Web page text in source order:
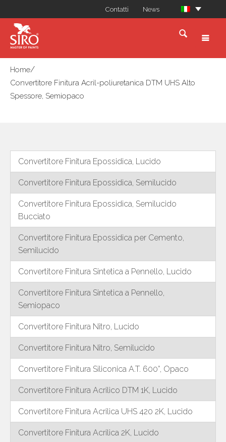
Contatti News
Home/
Convertitore Finitura Acril-poliuretanica DTM UHS Alto
Spessore, Semiopaco
Convertitore Finitura Epossidica, Lucido
Convertitore Finitura Epossidica, Semilucido
Convertitore Finitura Epossidica, Semilucido
Bucciato
Convertitore Finitura Epossidica per Cemento,
Semilucido
Convertitore Finitura Sintetica a Pennello, Lucido
Convertitore Finitura Sintetica a Pennello,
Semiopaco
Convertitore Finitura Nitro, Lucido
Convertitore Finitura Nitro, Semilucido
Convertitore Finitura Siliconica A.T. 600°, Opaco
Convertitore Finitura Acrilico DTM 1K, Lucido
Convertitore Finitura Acrilica UHS 420 2K, Lucido
Convertitore Finitura Acrilica 2K, Lucido